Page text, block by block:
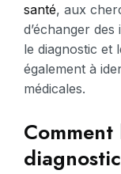
santé, aux
d’échanger
le diagnostic et
également à
médicales.